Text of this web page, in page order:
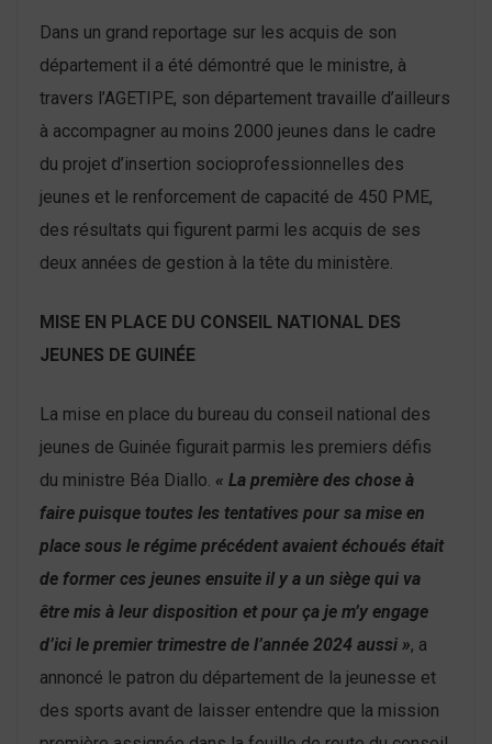
Dans un grand reportage sur les acquis de son
département il a été démontré que le ministre, à
travers l’AGETIPE, son département travaille d’ailleurs
à accompagner au moins 2000 jeunes dans le cadre
du projet d’insertion socioprofessionnelles des
jeunes et le renforcement de capacité de 450 PME,
des résultats qui figurent parmi les acquis de ses
deux années de gestion à la tête du ministère.
MISE EN PLACE DU CONSEIL NATIONAL DES
JEUNES DE GUINÉE
La mise en place du bureau du conseil national des
jeunes de Guinée figurait parmis les premiers défis
du ministre Béa Diallo. « La première des chose à
faire puisque toutes les tentatives pour sa mise en
place sous le régime précédent avaient échoués était
de former ces jeunes ensuite il y a un siège qui va
être mis à leur disposition et pour ça je m’y engage
d’ici le premier trimestre de l’année 2024 aussi », a
annoncé le patron du département de la jeunesse et
des sports avant de laisser entendre que la mission